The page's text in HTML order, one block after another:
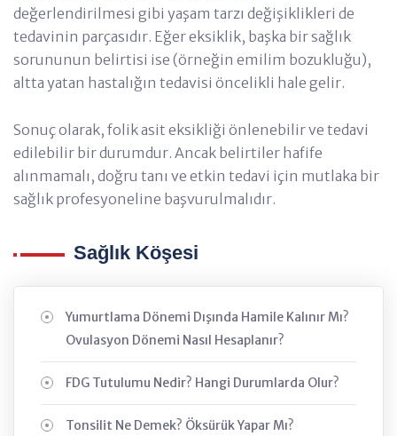
Sağlık Köşesi
Yumurtlama Dönemi Dışında Hamile Kalınır Mı?
Ovulasyon Dönemi Nasıl Hesaplanır?
FDG Tutulumu Nedir? Hangi Durumlarda Olur?
Tonsilit Ne Demek? Öksürük Yapar Mı?
değerlendirilmesi gibi yaşam tarzı değişiklikleri de
tedavinin parçasıdır. Eğer eksiklik, başka bir sağlık
sorununun belirtisi ise (örneğin emilim bozukluğu),
altta yatan hastalığın tedavisi öncelikli hale gelir.
Sonuç olarak, folik asit eksikliği önlenebilir ve tedavi
edilebilir bir durumdur. Ancak belirtiler hafife
alınmamalı, doğru tanı ve etkin tedavi için mutlaka bir
sağlık profesyoneline başvurulmalıdır.